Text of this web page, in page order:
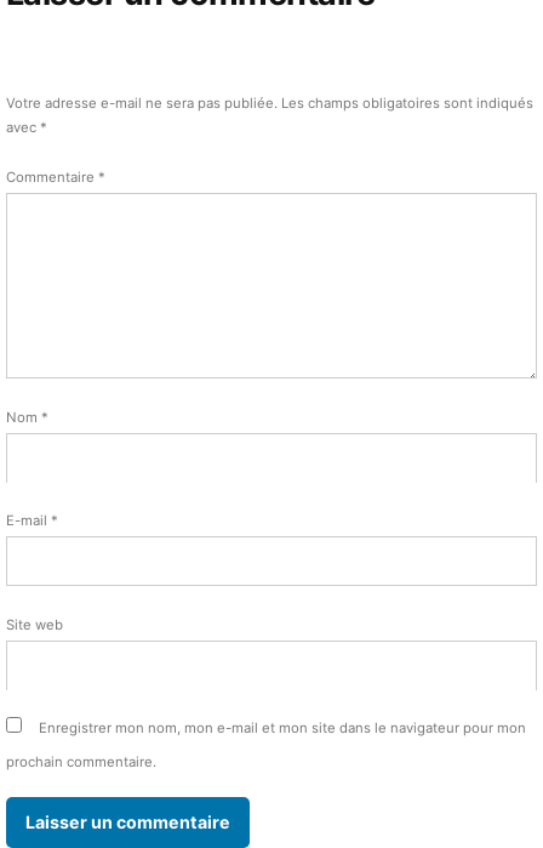
Votre adresse e-mail ne sera pas publiée. Les champs obligatoires sont indiqués
avec *
Commentaire *
Nom *
E-mail *
Site web
Enregistrer mon nom, mon e-mail et mon site dans le navigateur pour mon
prochain commentaire.